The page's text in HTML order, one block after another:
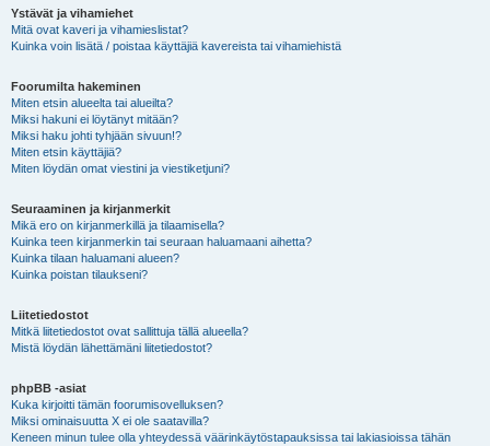
Ystävät ja vihamiehet
Mitä ovat kaveri ja vihamieslistat?
Kuinka voin lisätä / poistaa käyttäjiä kavereista tai vihamiehistä
Foorumilta hakeminen
Miten etsin alueelta tai alueilta?
Miksi hakuni ei löytänyt mitään?
Miksi haku johti tyhjään sivuun!?
Miten etsin käyttäjiä?
Miten löydän omat viestini ja viestiketjuni?
Seuraaminen ja kirjanmerkit
Mikä ero on kirjanmerkillä ja tilaamisella?
Kuinka teen kirjanmerkin tai seuraan haluamaani aihetta?
Kuinka tilaan haluamani alueen?
Kuinka poistan tilaukseni?
Liitetiedostot
Mitkä liitetiedostot ovat sallittuja tällä alueella?
Mistä löydän lähettämäni liitetiedostot?
phpBB -asiat
Kuka kirjoitti tämän foorumisovelluksen?
Miksi ominaisuutta X ei ole saatavilla?
Keneen minun tulee olla yhteydessä väärinkäytöstapauksissa tai lakiasioissa tähän